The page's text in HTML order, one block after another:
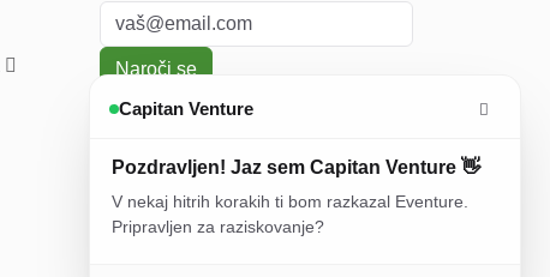
Naroči se
S prijavo se strinjate z našimi
Capitan Venture
Pozdravljen! Jaz sem Capitan Venture 👋
V nekaj hitrih korakih ti bom razkazal Eventure.
Pripravljen za raziskovanje?